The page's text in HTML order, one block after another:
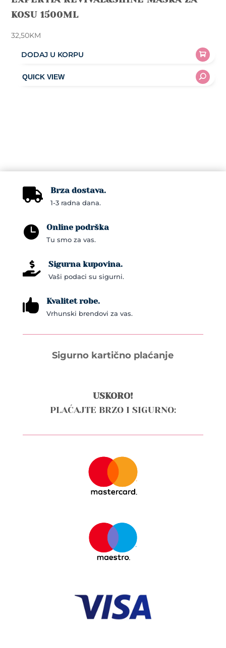
KOSU 1500ML
32,50KM
DODAJ U KORPU
 Brza dostava.
1-3 radna dana.
 Online podrška
Tu smo za vas.
 Sigurna kupovina.
Vaši podaci su sigurni.
 Kvalitet robe.
Vrhunski brendovi za vas.
Sigurno kartično plaćanje
USKORO!
PLAĆAJTE BRZO I SIGURNO: